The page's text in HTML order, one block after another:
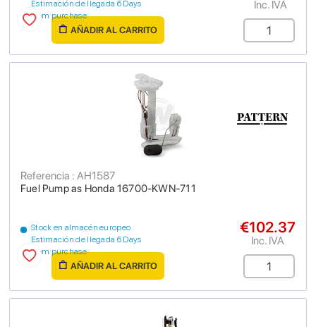
Estimación de llegada 6 Days
from purchase
Inc. IVA
AÑADIR AL CARRITO
Fuel Pump as Honda 16700-KWN-711
Referencia : AH1587
Stock en almacén europeo
Estimación de llegada 6 Days
from purchase
€102.37
Inc. IVA
AÑADIR AL CARRITO